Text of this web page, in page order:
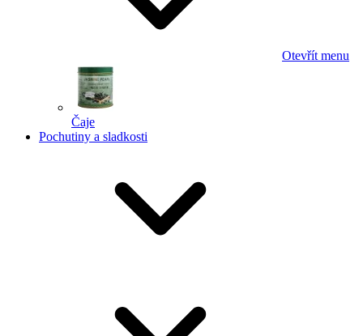
Otevřít menu
Čaje
Pochutiny a sladkosti